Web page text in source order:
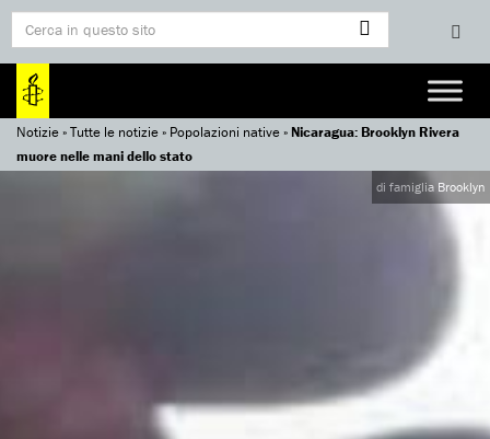
Notizie»Tutte le notizie» Popolazioni native»Nicaragua: Brooklyn Rivera
muore nelle mani dello stato
di famiglia Brooklyn